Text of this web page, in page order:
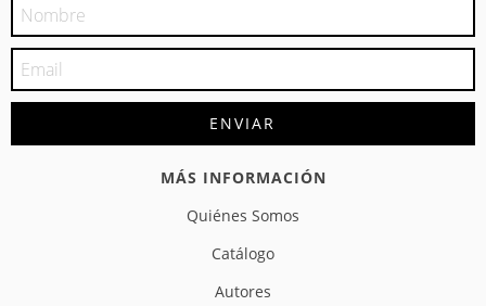
MÁS INFORMACIÓN
Quiénes Somos
Catálogo
Autores